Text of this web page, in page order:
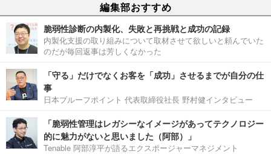
編集部おすすめ
脆弱性診断の内製化、失敗と再挑戦と成功の記録
内製化支援の取り組みについて取材させて欲しいと頼んでいた
のだが毎回返事は芳しくなかった
「守る」だけでなくお客を「成功」させるまでが自分の仕
事
日本プルーフポイント 代表取締役社長 野村健インタビュー
「脆弱性管理はレガシーなイメージがあってテクノロジー
的に魅力がないと思いました（阿部）」
Tenable 阿部淳平が語るエクスポージャーマネジメント